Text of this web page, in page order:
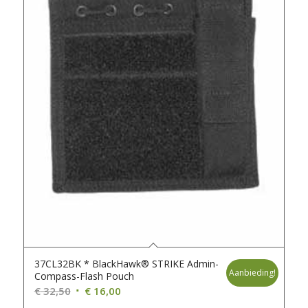
37CL32BK * BlackHawk® STRIKE Admin-
Compass-Flash Pouch
€32,50 Oorspronkelijke
€16,00Huidige
Aanbieding!